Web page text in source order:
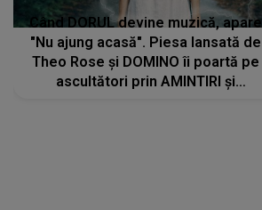
Când DORUL devine muzică, apare
"Nu ajung acasă". Piesa lansată de
Theo Rose și DOMINO îi poartă pe
ascultători prin AMINTIRI și